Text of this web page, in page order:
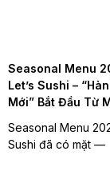
Seasonal Menu
Let’s Sushi –
Mới” Bắt Đầu Từ
Seasonal Menu
Sushi đã có mặt —